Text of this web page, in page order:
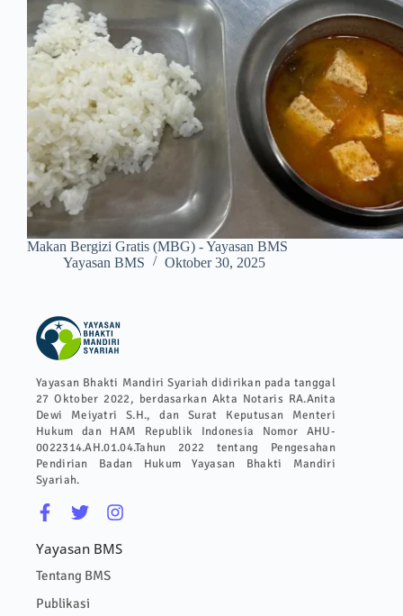
Makan Bergizi Gratis (MBG) - Yayasan BMS
Yayasan BMS
Oktober 30, 2025
Yayasan Bhakti Mandiri Syariah didirikan pada tanggal
27 Oktober 2022, berdasarkan Akta Notaris RA.Anita
Dewi Meiyatri S.H., dan Surat Keputusan Menteri
Hukum dan HAM Republik Indonesia Nomor AHU-
0022314.AH.01.04.Tahun 2022 tentang Pengesahan
Pendirian Badan Hukum Yayasan Bhakti Mandiri
Syariah.
Yayasan BMS
Tentang BMS
Publikasi